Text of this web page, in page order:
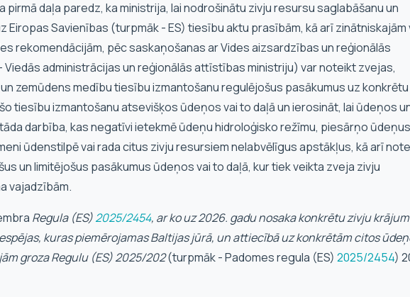
pirmā daļa paredz, ka ministrija, lai nodrošinātu zivju resursu saglabāšanu un
Savienības (turpmāk - ES) tiesību aktu prasībām, kā arī zinātniskajām
rekomendācijām, pēc saskaņošanas ar Vides aizsardzības un reģionālās
administrācijas un reģionālās attīstības ministriju) var noteikt zvejas,
zemūdens medību tiesību izmantošanu regulējošus pasākumus uz konkrētu
tiesību izmantošanu atsevišķos ūdeņos vai to daļā un ierosināt, lai ūdeņos
darbība, kas negatīvi ietekmē ūdeņu hidroloģisko režīmu, piesārņo
ūdenstilpē vai rada citus zivju resursiem nelabvēlīgus apstākļus, kā arī
un limitējošus pasākumus ūdeņos vai to daļā, kur tiek veikta zveja zivju
vajadzībām.
Regula (ES)2025/2454, ar ko uz 2026. gadu nosaka konkrētu zivju
kuras piemērojamas Baltijas jūrā, un attiecībā uz konkrētām citos
groza Regulu (ES) 2025/202(turpmāk - Padomes regula (ES) 2025/2454)